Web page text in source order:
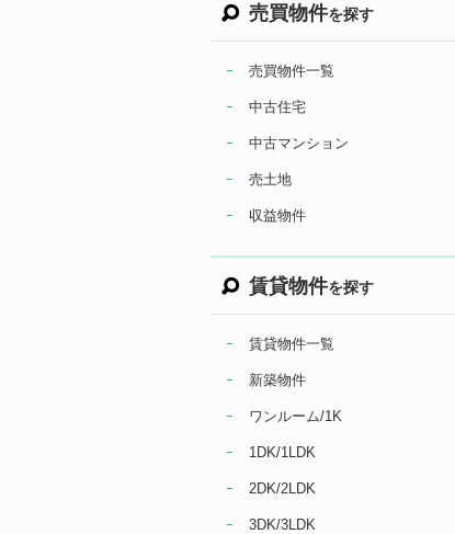
売買物件を探す
売買物件一覧
中古住宅
中古マンション
売土地
収益物件
賃貸物件を探す
賃貸物件一覧
新築物件
ワンルーム/1K
1DK/1LDK
2DK/2LDK
3DK/3LDK